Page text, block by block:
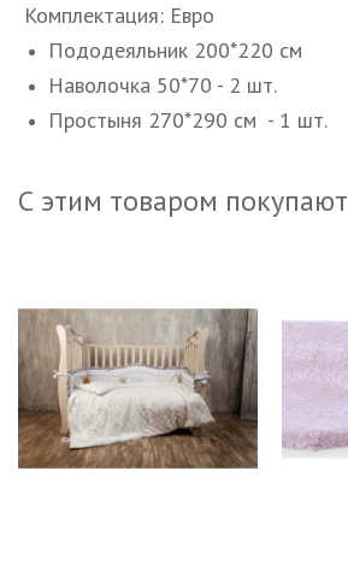
Комплектация: Евро
Пододеяльник 200*220 см
Наволочка 50*70 - 2 шт.
Простыня 270*290 см - 1 шт.
С этим товаром покупают